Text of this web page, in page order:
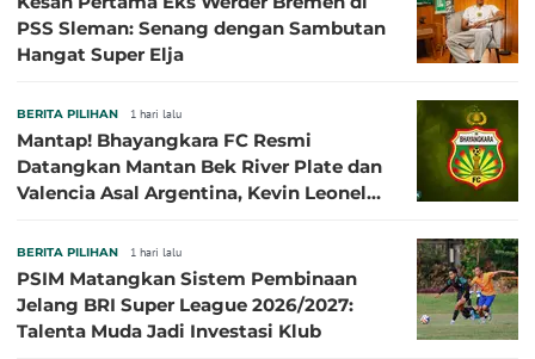
PSS Sleman: Senang dengan Sambutan
Hangat Super Elja
BERITA PILIHAN 1 hari lalu
Mantap! Bhayangkara FC Resmi
Datangkan Mantan Bek River Plate dan
Valencia Asal Argentina, Kevin Leonel
BERITA PILIHAN 1 hari lalu
PSIM Matangkan Sistem Pembinaan
Jelang BRI Super League 2026/2027:
Talenta Muda Jadi Investasi Klub